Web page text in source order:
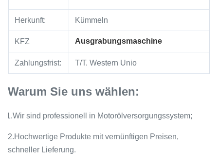
Herkunft: Kümmeln
KFZ Ausgrabungsmaschine
Zahlungsfrist: T/T. Western Unio
Warum Sie uns wählen:
1.Wir sind professionell in Motorölversorgungssystem;
2.Hochwertige Produkte mit vernünftigen Preisen,
schneller Lieferung.